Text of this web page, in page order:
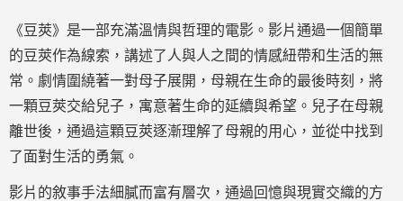
《豆莢》是一部充滿溫情與哲理的電影。影片通過一個簡單
的豆莢作為線索，講述了人與人之間的情感紐帶和生活的無
常。劇情圍繞著一對母子展開，母親在生命的最後時刻，將
一顆豆莢交給兒子，寓意著生命的延續與希望。兒子在母親
離世後，通過這顆豆莢逐漸理解了母親的用心，並從中找到
了面對生活的勇氣。
影片的敘事手法細膩而富有層次，通過回憶與現實交織的方